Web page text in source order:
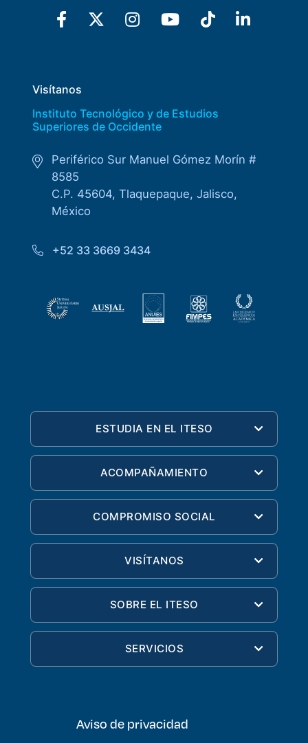
Visítanos
Instituto Tecnológico y de Estudios
Superiores de Occidente
Periférico Sur Manuel Gómez Morín #
8585
C.P. 45604, Tlaquepaque, Jalisco,
México
+52 33 3669 3434
ESTUDIA EN EL ITESO
ACOMPAÑAMIENTO
COMPROMISO SOCIAL
VISÍTANOS
SOBRE EL ITESO
SERVICIOS
Aviso de privacidad